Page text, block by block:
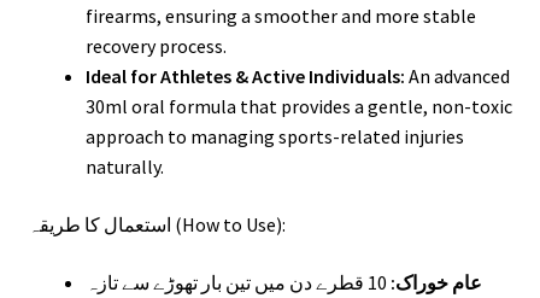
firearms, ensuring a smoother and more stable
recovery process.
Ideal for Athletes & Active Individuals: An advanced
30ml oral formula that provides a gentle, non-toxic
approach to managing sports-related injuries
naturally.
استعمال کا طریقہ (How to Use):
عام خوراک:
10 قطرے دن میں تین بار تھوڑے سے تازہ